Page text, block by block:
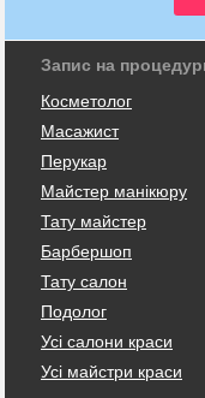
Запис на
Косметолог
Масажист
Перукар
Майстер манікюру
Тату майстер
Барбершоп
Тату салон
Подолог
Усі салони краси
Усі майстри краси